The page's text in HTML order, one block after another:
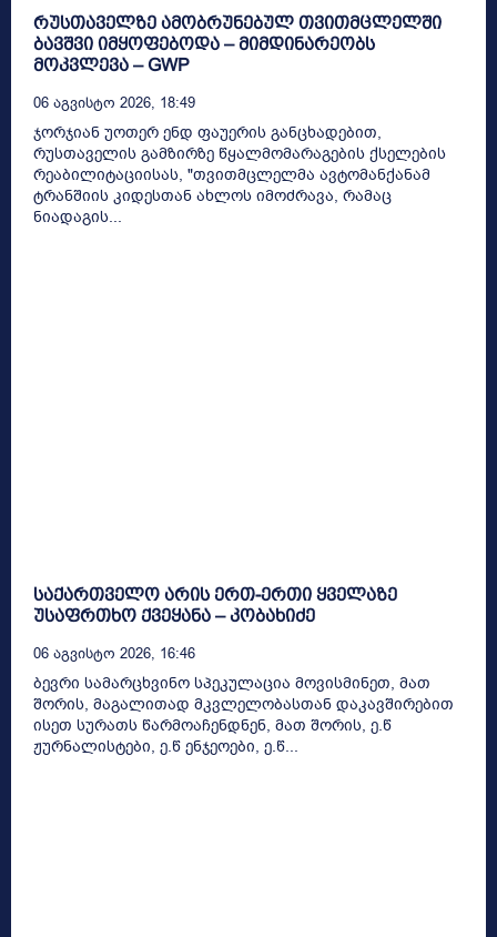
რუსთაველზე ამობრუნებულ თვითმცლელში
ბავშვი იმყოფებოდა – მიმდინარეობს
მოკვლევა – GWP
06 Აგვისტო 2026, 18:49
ჯორჯიან უოთერ ენდ ფაუერის განცხადებით,
რუსთაველის გამზირზე წყალმომარაგების ქსელების
რეაბილიტაციისას, "თვითმცლელმა ავტომანქანამ
ტრანშიის კიდესთან ახლოს იმოძრავა, რამაც
ნიადაგის...
საქართველო არის ერთ-ერთი ყველაზე
უსაფრთხო ქვეყანა – კობახიძე
06 Აგვისტო 2026, 16:46
ბევრი სამარცხვინო სპეკულაცია მოვისმინეთ, მათ
შორის, მაგალითად მკვლელობასთან დაკავშირებით
ისეთ სურათს წარმოაჩენდნენ, მათ შორის, ე.წ
ჟურნალისტები, ე.წ ენჯეოები, ე.წ...